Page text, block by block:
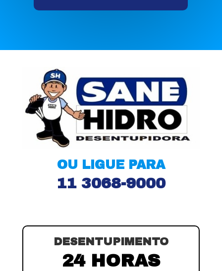
OU LIGUE PARA
11 3068-9000
DESENTUPIMENTO
24 HORAS